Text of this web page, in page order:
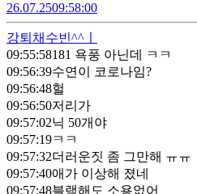
26.07.2509:58:00
강퇴 채수빈^^ㅣ
09:55:58181 욕풍 아닌데 ㅋㅋ
09:56:39수연이 코로나임?
09:56:48헐
09:56:50저리가
09:57:02닉 50개야
09:57:19ㅋㅋ
09:57:32더러운짓 좀 그만해 ㅠㅠ
09:57:40애가 이상해 졌네
09:57:48블랙해도 소용없어